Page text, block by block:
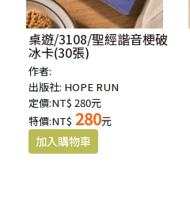
桌遊/3108/聖經諧音梗破
冰卡(30張)
作者:
出版社: HOPE RUN
定價:NT$ 280元
特價:NT$ 280元